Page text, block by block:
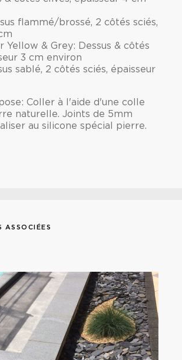
flammé/brossé, 2 côtés sciés,
Yellow & Grey: Dessus & côtés
3 cm environ
sablé, 2 côtés sciés, épaisseur
Coller à l'aide d'une colle
naturelle. Joints de 5mm
au silicone spécial pierre.
ASSOCIÉES